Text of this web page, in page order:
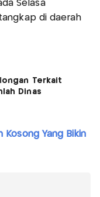
Selasa
di daerah
Terkait
Dinas
Kosong Yang Bikin